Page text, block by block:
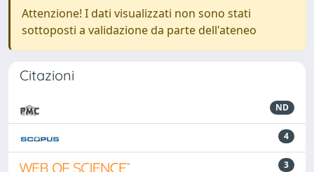
Attenzione! I dati visualizzati non sono stati
sottoposti a validazione da parte dell'ateneo
Citazioni
ND
4
3